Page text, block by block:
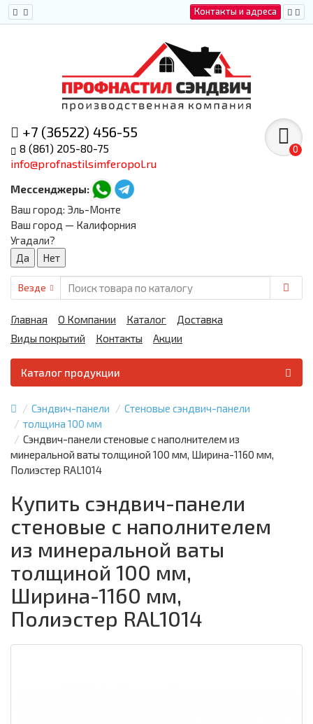
Контакты и адреса
+7 (36522) 456-55
8 (861) 205-80-75
info@profnastilsimferopol.ru
Мессенджеры:
0
Ваш город: Эль-Монте
Ваш город — Калифорния
Угадали?
Везде
Главная О Компании Каталог
Доставка
Виды покрытий
Контакты Акции
Каталог продукции
Сэндвич-панели
Стеновые сэндвич-панели
толщина 100 мм
Сэндвич-панели стеновые с наполнителем из
минеральной ваты толщиной 100 мм, Ширина-1160 мм,
Полиэстер RAL1014
Купить сэндвич-панели
стеновые с наполнителем
из минеральной ваты
толщиной 100 мм,
Ширина-1160 мм,
Полиэстер RAL1014